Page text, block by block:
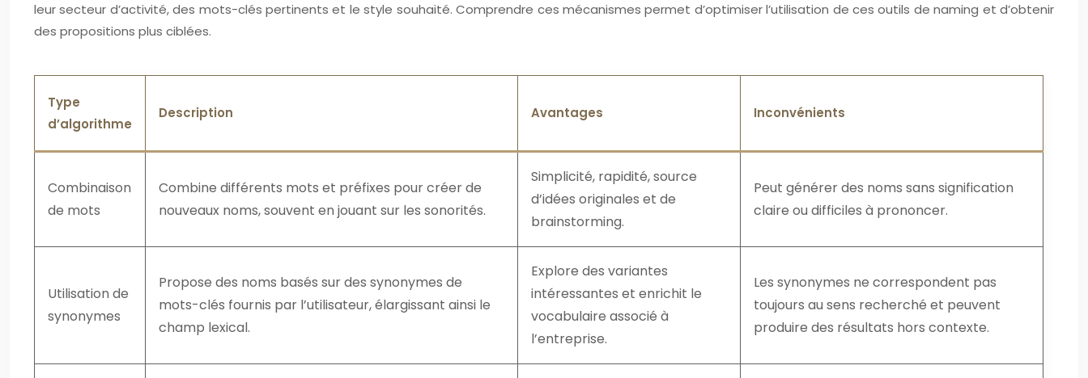
leur secteur d’activité, des mots-clés pertinents et le style souhaité. Comprendre ces mécanismes permet d’optimiser l’utilisation de ces outils de naming et d’obtenir
des propositions plus ciblées.
Type
d’algorithme
Description Avantages Inconvénients
Combinaison
de mots
Combine différents mots et préfixes pour créer de
nouveaux noms, souvent en jouant sur les sonorités.
Simplicité, rapidité, source
d’idées originales et de
brainstorming.
Peut générer des noms sans signification
claire ou difficiles à prononcer.
Utilisation de
synonymes
Propose des noms basés sur des synonymes de
mots-clés fournis par l’utilisateur, élargissant ainsi le
champ lexical.
Explore des variantes
intéressantes et enrichit le
vocabulaire associé à
l’entreprise.
Les synonymes ne correspondent pas
toujours au sens recherché et peuvent
produire des résultats hors contexte.